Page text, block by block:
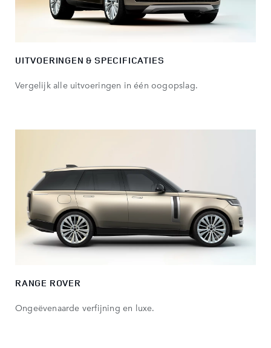
UITVOERINGEN & SPECIFICATIES
Vergelijk alle uitvoeringen in één oogopslag.
RANGE ROVER
Ongeëvenaarde verfijning en luxe.